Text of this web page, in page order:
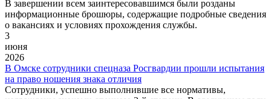
В завершении всем заинтересовавшимся были розданы
информационные брошюры, содержащие подробные сведения
о вакансиях и условиях прохождения службы.
3
июня
2026
В Омске сотрудники спецназа Росгвардии прошли испытания
на право ношения знака отличия
Сотрудники, успешно выполнившие все нормативы,